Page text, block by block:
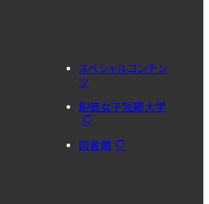
スペシャルコンテン
ツ
創価女子短期大学
図書館